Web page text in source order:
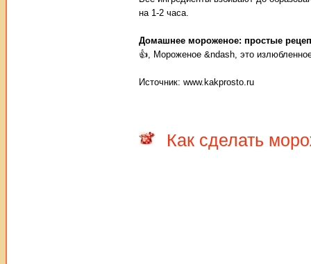
на 1-2 часа.
Домашнее мороженое: простые
👍, Мороженое &ndash, это
Источник: www.kakprosto.ru
Как сделать